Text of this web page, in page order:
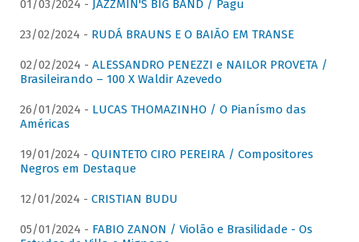
01/03/2024 - JAZZMIN'S BIG BAND / Pagu
23/02/2024 - RUDÁ BRAUNS E O BAIÃO EM TRANSE
02/02/2024 - ALESSANDRO PENEZZI e NAILOR PROVETA /
Brasileirando – 100 X Waldir Azevedo
26/01/2024 - LUCAS THOMAZINHO / O Pianísmo das
Américas
19/01/2024 - QUINTETO CIRO PEREIRA / Compositores
Negros em Destaque
12/01/2024 - CRISTIAN BUDU
05/01/2024 - FABIO ZANON / Violão e Brasilidade - Os